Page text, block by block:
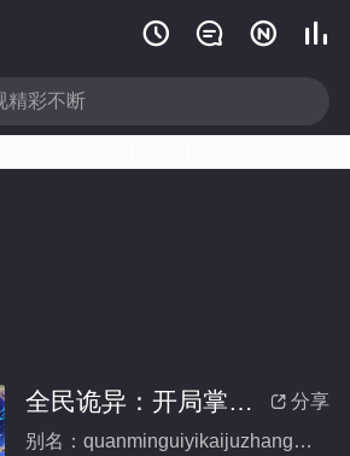
   
 分享
全民诡异：开局掌握零元购·动态漫画
别名：quanminguiyikaijuzhangwolingyuangoudongtaimanhua